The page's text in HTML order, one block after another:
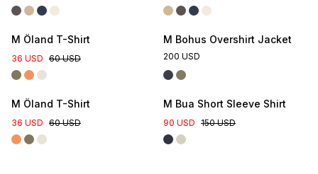
M Öland T-Shirt
36 USD 60 USD
M Bohus Overshirt Jacket
200 USD
M Öland T-Shirt
36 USD 60 USD
M Bua Short Sleeve Shirt
90 USD 150 USD